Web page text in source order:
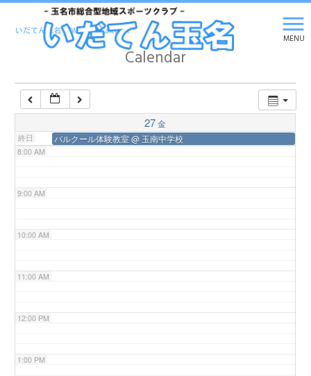
MENU
いだてん玉名 HOME > Calendar
Calendar
27金
終日 パルクール体験教室@ 玉南中学校
5:00 AM
7:00 AM
8:00 AM
9:00 AM
10:00 AM
11:00 AM
12:00 PM
1:00 PM